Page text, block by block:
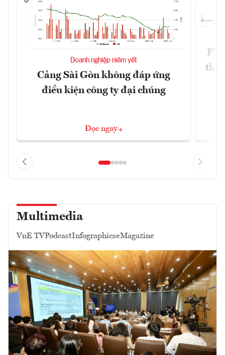
Doanh nghiệp niêm yết
Cảng Sài Gòn không đáp ứng
điều kiện công ty đại chúng
Đọc ngay
Multimedia
VnE TVPodcastInfographicseMagazine